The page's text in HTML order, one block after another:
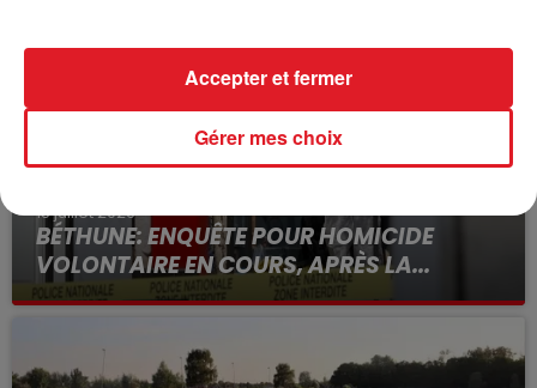
15 juillet 2026
BÉTHUNE: ENQUÊTE POUR HOMICIDE
VOLONTAIRE EN COURS, APRÈS LA...
Selon les premiers éléments, le logement servait
Gérer mes choix
Accepter et fermer